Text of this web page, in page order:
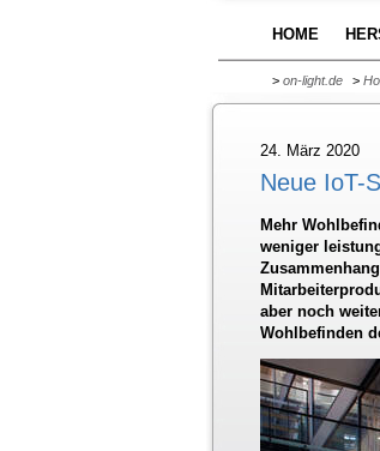
HOME
> on-light.de >
24. März 2020
Neue IoT-
Mehr
weniger
aber noch
Wohlbefinden